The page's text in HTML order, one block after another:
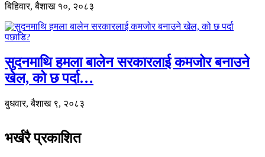
बिहिवार, बैशाख १०, २०८३
सुदनमाथि हमला बालेन सरकारलाई कमजोर बनाउने
खेल, को छ पर्दा…
बुधवार, बैशाख ९, २०८३
भर्खरै प्रकाशित